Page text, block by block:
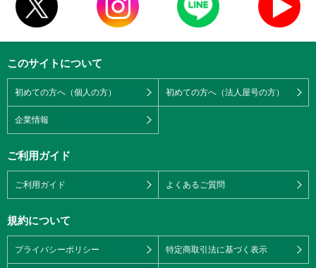
このサイトについて
初めての方へ（個人の方） 初めての方へ（法人屋号の方）
企業情報
ご利用ガイド
ご利用ガイド よくあるご質問
規約について
プライバシーポリシー 特定商取引法に基づく表示